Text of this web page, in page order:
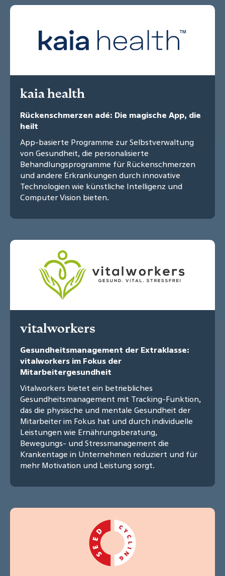
kaia health
Rückenschmerzen adé: Die magische App, die
heilt
App-basierte Programme zur Selbstverwaltung
von Gesundheit, die personalisierte
Behandlungsprogramme für Rückenschmerzen
und andere Erkrankungen durch innovative
Technologien wie künstliche Intelligenz und
Computer Vision bieten.
vitalworkers
Gesundheitsmanagement der Extraklasse:
vitalworkers im Fokus der
Mitarbeitergesundheit
Vitalworkers bietet ein betriebliches
Gesundheitsmanagement mit Tracking-Funktion,
das die physische und mentale Gesundheit der
Mitarbeiter im Fokus hat und durch individuelle
Leistungen wie Ernährungsberatung,
Bewegungs- und Stressmanagement die
Krankentage in Unternehmen reduziert und für
mehr Motivation und Leistung sorgt.